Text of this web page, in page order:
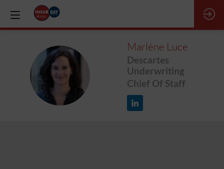
ML
Marlène Luce
Descartes
Underwriting
Chief Of Staff